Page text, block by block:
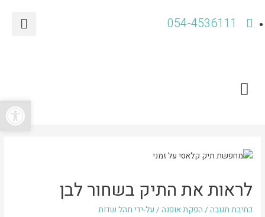
פתח
054-4536111
לראות את התיק בשחור לבן
כתיבת תגובה / הפקת אופנה / על-ידי תהל שדות